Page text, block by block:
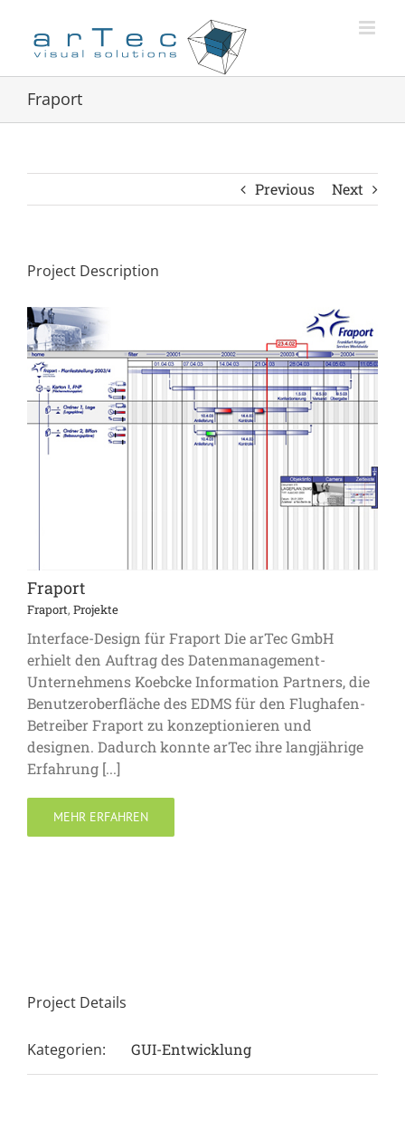
Inhalt
springen
Fraport
Previous Next
Project Description
Fraport
Fraport, Projekte
Interface-Design für Fraport Die arTec GmbH
erhielt den Auftrag des Datenmanagement-
Unternehmens Koebcke Information Partners, die
Benutzeroberfläche des EDMS für den Flughafen-
Betreiber Fraport zu konzeptionieren und
designen. Dadurch konnte arTec ihre langjährige
Erfahrung [...]
MEHR ERFAHREN
Project Details
Kategorien: GUI-Entwicklung